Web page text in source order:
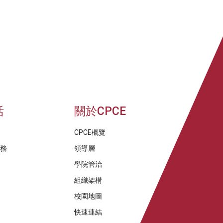
關於CPCE
CPCE概覽
領導層
學院管治
組織架構
校園地圖
快速連結